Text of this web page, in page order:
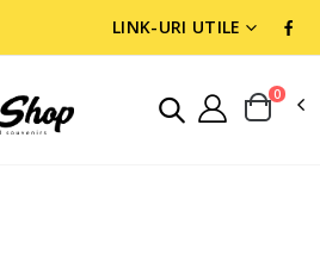
LINK-URI UTILE
0